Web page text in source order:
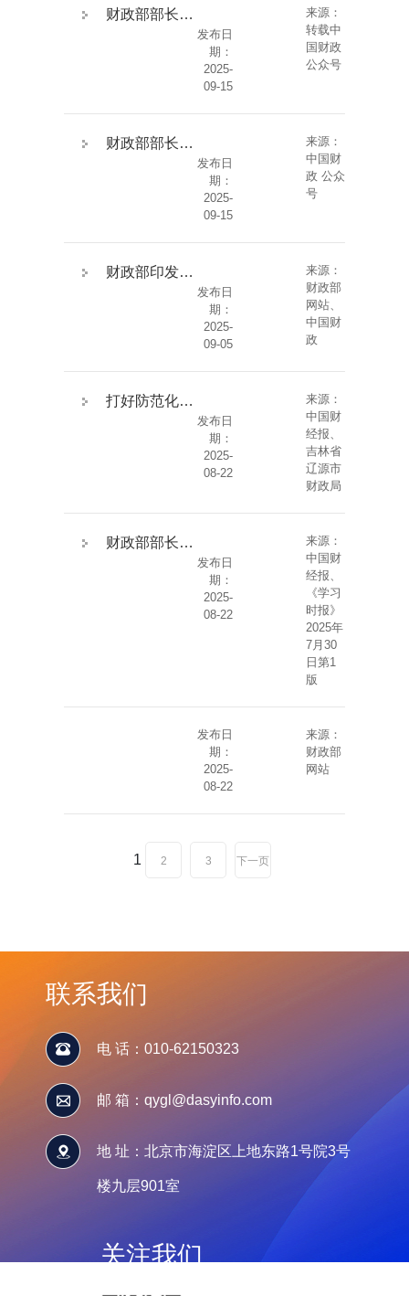
财政部部长蓝佛安：化债是手段 发展是目的
来源：
转载中
国财政
公众号
发布日
期：
2025-
09-15
财政部部长蓝佛安：六方面发力 “十四五”时期财政作为国家治理基础和重要支柱作用进一步凸显
来源：
中国财
政 公众
号
发布日
期：
2025-
09-15
财政部印发《地方政府专项债券相关业务会计处理暂行规定》
来源：
财政部
网站、
中国财
政
发布日
期：
2025-
09-05
打好防范化解债务风险攻坚战——记吉林省辽源市财政局债务金融科
来源：
中国财
经报、
吉林省
辽源市
财政局
发布日
期：
2025-
08-22
财政部部长蓝佛安在《学习时报》发表署名文章
来源：
中国财
经报、
《学习
时报》
2025年
7月30
日第1
版
发布日
期：
2025-
08-22
来源：
财政部
网站
发布日
期：
2025-
08-22
1 2 3 下一页
联系我们
电 话：010-62150323
邮 箱：qygl@dasyinfo.com
地 址：北京市海淀区上地东路1号院3号
楼九层901室
关注我们